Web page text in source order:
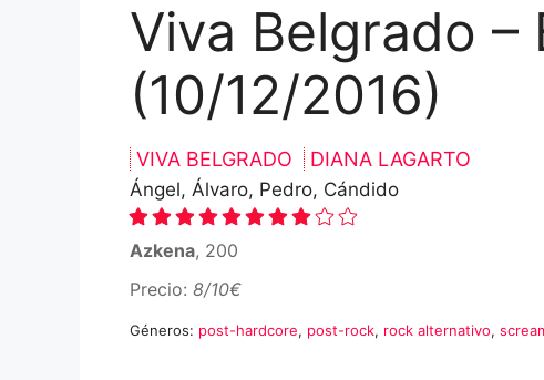
Viva Belgrado –
(10/12/2016)
VIVA BELGRADO DIANA LAGARTO
Ángel, Álvaro, Pedro, Cándido
Azkena, 200
Precio: 8/10€
Géneros: post-hardcore, post-rock, rock alternativo,